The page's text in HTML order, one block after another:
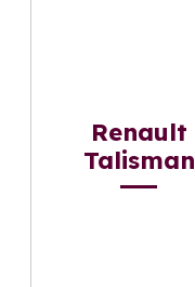
Renault
Talisman